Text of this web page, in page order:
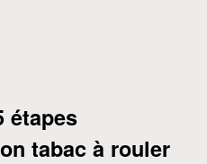
étapes
tabac à rouler